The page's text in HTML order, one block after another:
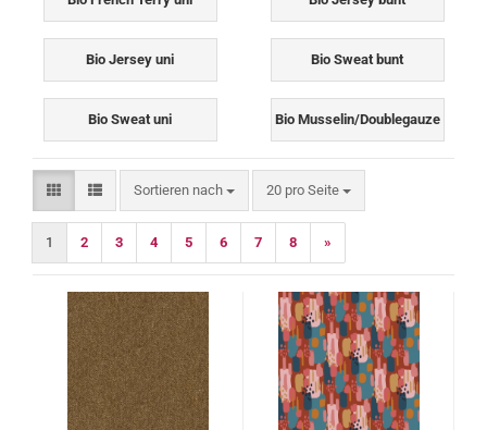
Bio Jersey uni Bio Sweat bunt
Bio Sweat uni Bio Musselin/Doublegauze
Sortieren nach
Sortieren nach 20 pro Seite
pro Seite
1 2 3 4 5 6 7 8 »